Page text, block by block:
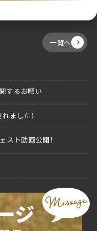
一覧へ
するお願い
ました！
スト動画公開！